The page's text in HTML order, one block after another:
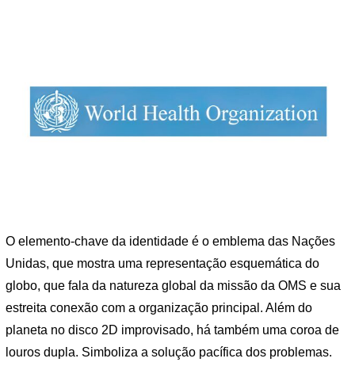
O elemento-chave da identidade é o emblema das Nações
Unidas, que mostra uma representação esquemática do
globo, que fala da natureza global da missão da OMS e sua
estreita conexão com a organização principal. Além do
planeta no disco 2D improvisado, há também uma coroa de
louros dupla. Simboliza a solução pacífica dos problemas.